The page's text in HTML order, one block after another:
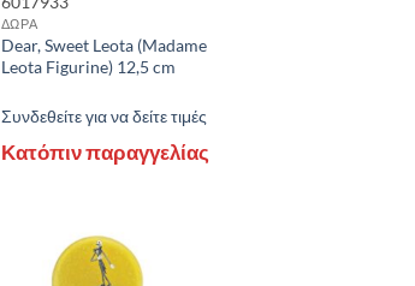
ΔΩΡΑ
Dear, Sweet Leota (Madame
Leota Figurine) 12,5 cm
Συνδεθείτε για να δείτε τιμές
Κατόπιν παραγγελίας